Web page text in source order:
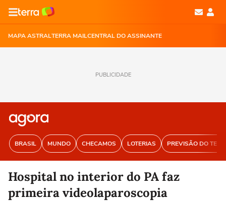
MAPA ASTRALTERRA MAILCENTRAL DO ASSINANTE
PUBLICIDADE
BRASIL MUNDO CHECAMOS LOTERIAS PREVISÃO DO
Hospital no interior do PA faz
primeira videolaparoscopia